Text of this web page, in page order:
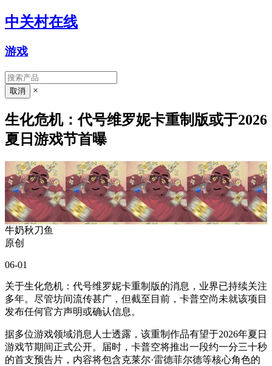
中关村在线
游戏
×
生化危机：代号维罗妮卡重制版或于2026
夏日游戏节首曝
牛奶秋刀鱼
原创
06-01
关于生化危机：代号维罗妮卡重制版的消息，业界已持续关注
多年。尽管坊间流传甚广，但截至目前，卡普空尚未就该项目
发布任何官方声明或确认信息。
据多位游戏领域消息人士透露，该重制作品有望于2026年夏日
游戏节期间正式公开。届时，卡普空将推出一段约一分三十秒
的首支预告片，内容将包含克莱尔·雷德菲尔德等核心角色的